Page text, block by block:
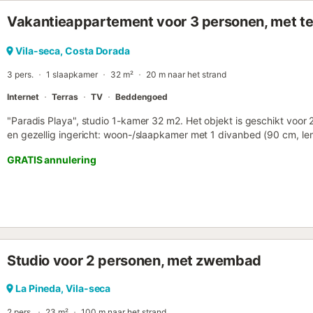
en moderne kustplaats aan de Costa Daurada, gelegen in de
willen rusten en loskoppelen van het stadsritme, zonder het plezier
Vakantieappartement voor 3 personen, met
Vila-seca, Costa Dorada
3 pers. 1 slaapkamer 32 m² 20 m naar het strand
Internet Terras TV Beddengoed
"Paradis Playa", studio 1-kamer 32 m2. Het objekt is geschikt voor
en gezellig ingericht: woon-/slaapkamer met 1 divanbed (90 cm,
broodrooster, waterkoker, magnetron, elektrische koffiemachine,
extra). Douche/WC. Boiler (50 liter). Geen
Zijdelings uitzicht op zee. Ter beschikking: wasmachine, strijkijzer,
HUTT-073088 // Reg. Nr.:
GRATIS annulering
Studio voor 2 personen, met zwembad
La Pineda, Vila-seca